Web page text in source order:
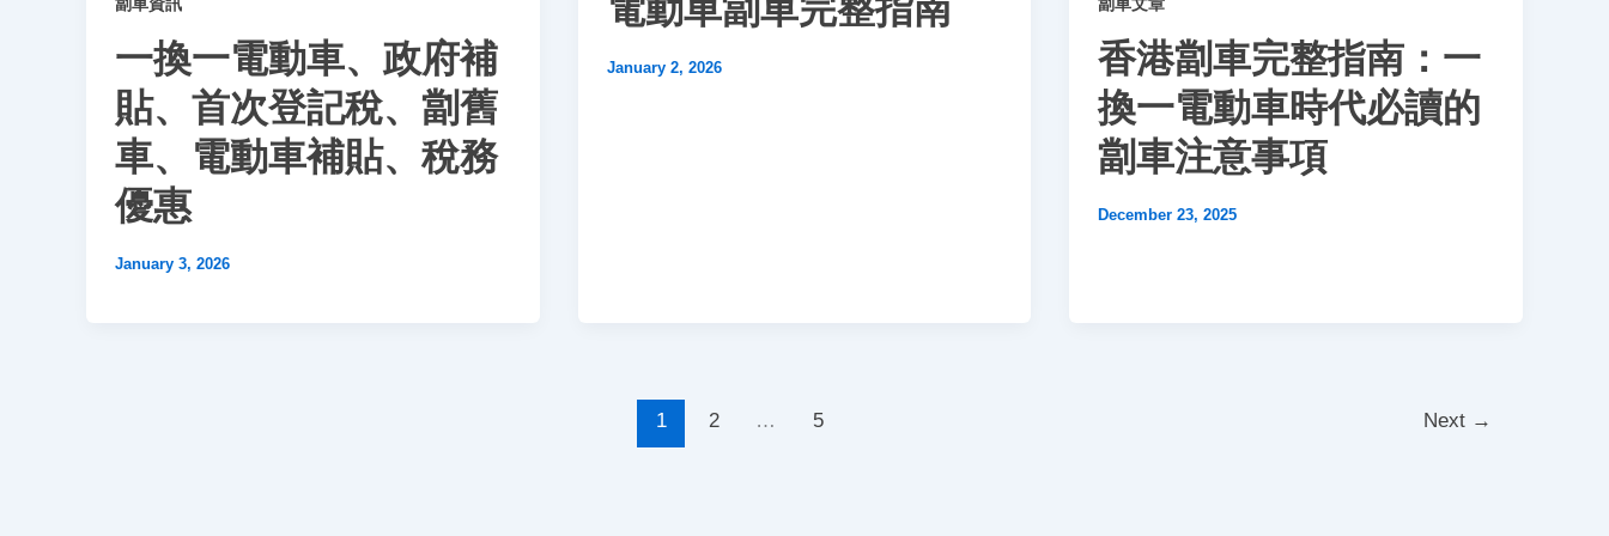
一換一電動車、政府補
貼、首次登記稅、劏舊
車、電動車補貼、稅務
優惠
January 3, 2026
電動車劏車完整指南
January 2, 2026
香港劏車完整指南：一
換一電動車時代必讀的
劏車注意事項
December 23, 2025
1 2 … 5 Next →